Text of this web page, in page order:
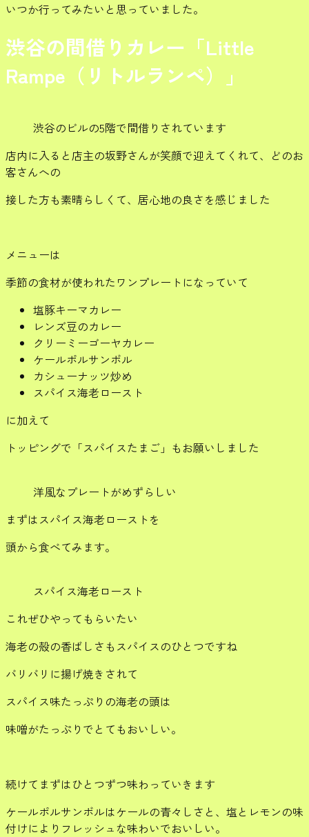
いつか行ってみたいと思っていました。
渋谷の間借りカレー「Little
Rampe（リトルランペ）」
渋谷のビルの5階で間借りされています
店内に入ると店主の坂野さんが笑顔で迎えてくれて、どのお
客さんへの
接した方も素晴らしくて、居心地の良さを感じました
メニューは
季節の食材が使われたワンプレートになっていて
塩豚キーマカレー
レンズ豆のカレー
クリーミーゴーヤカレー
ケールポルサンボル
カシューナッツ炒め
スパイス海老ロースト
に加えて
トッピングで「スパイスたまご」もお願いしました
洋風なプレートがめずらしい
まずはスパイス海老ローストを
頭から食べてみます。
スパイス海老ロースト
これぜひやってもらいたい
海老の殻の香ばしさもスパイスのひとつですね
バリバリに揚げ焼きされて
スパイス味たっぷりの海老の頭は
味噌がたっぷりでとてもおいしい。
続けてまずはひとつずつ味わっていきます
ケールポルサンボルはケールの青々しさと、塩とレモンの味
付けによりフレッシュな味わいでおいしい。